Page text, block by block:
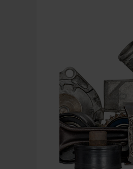
Sempre
attivo
il
Service
Assistenza
24/7